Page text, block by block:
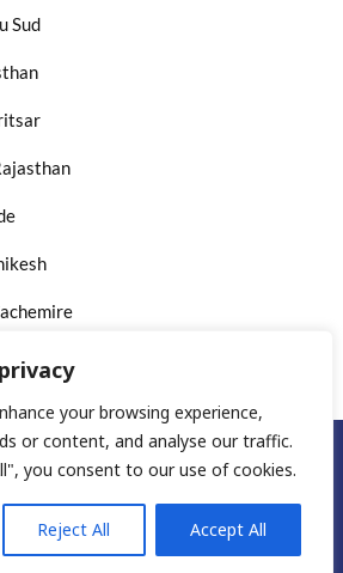
your browsing experience,
or content, and analyse our traffic.
you consent to our use of cookies.
Reject All Accept All
Sud
voyages.fr
générales
de confidentialité